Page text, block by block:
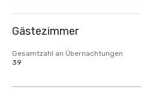
Gästezimmer
Gesamtzahl an Übernachtungen
39